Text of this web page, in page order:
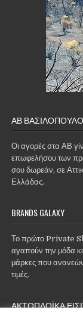
ΑΒ
Οι αγορές στα ΑΒ
επωφελήσου των
σου δωρεάν, σε
Ελλάδας.
BRANDS GALAXY
Το πρώτο Private
αγαπούν την μόδα
μάρκες που
τιμές.
ΑΚΤΟΠΛΟΪΚΆ